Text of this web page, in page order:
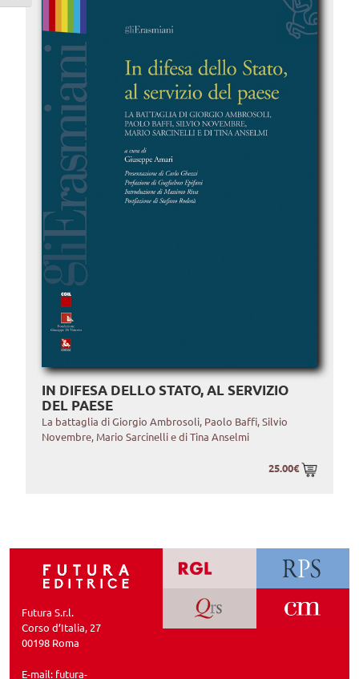
IN DIFESA DELLO STATO, AL SERVIZIO
DEL PAESE
La battaglia di Giorgio Ambrosoli, Paolo Baffi, Silvio
Novembre, Mario Sarcinelli e di Tina Anselmi
25.00€
Futura S.r.l.
Corso d’Italia, 27
00198 Roma
E-mail: futura-